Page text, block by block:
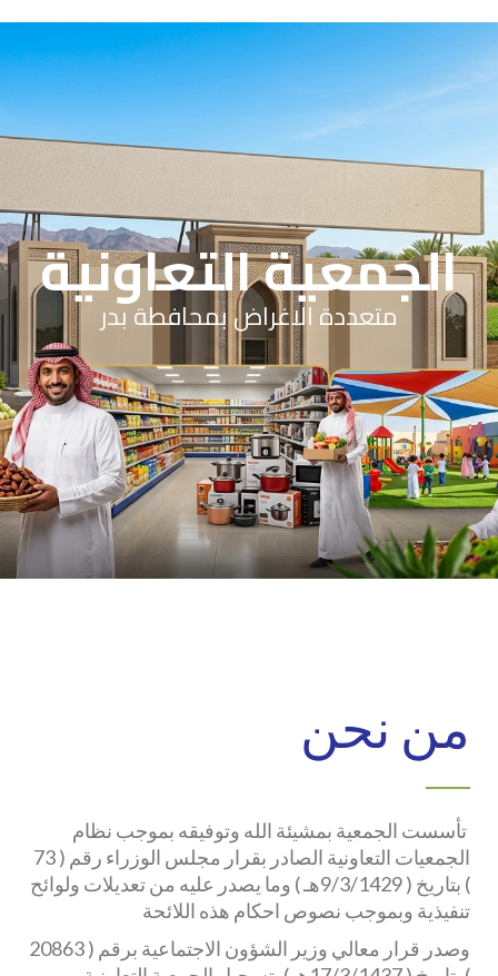
سياسات العمل
الجمعية التعاونية
متعددة الاغراض بمحافطة بدر
من نحن
تأسست الجمعية بمشيئة الله وتوفيقه بموجب نظام
الجمعيات التعاونية الصادر بقرار مجلس الوزراء رقم ( 73
) بتاريخ ( 9/3/1429هـ ) وما يصدر عليه من تعديلات ولوائح
تنفيذية وبموجب نصوص احكام هذه اللائحة
وصدر قرار معالي وزير الشؤون الاجتماعية برقم ( 20863